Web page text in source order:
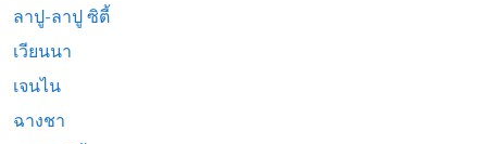
ลาปู-ลาปู ซิตี้
เวียนนา
เจนไน
ฉางชา